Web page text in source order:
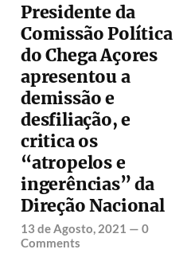
Presidente da
Comissão Política
do Chega Açores
apresentou a
demissão e
desfiliação, e
critica os
“atropelos e
ingerências” da
Direção Nacional
13 de Agosto, 2021 —0
Comments